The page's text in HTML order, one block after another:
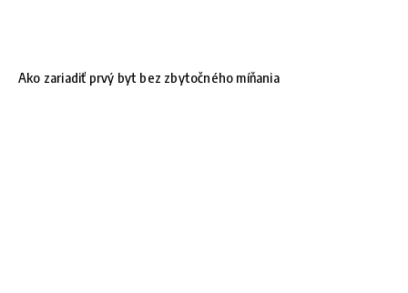
Ako zariadiť prvý byt bez zbytočného míňania